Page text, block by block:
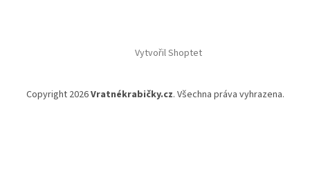
Vytvořil Shoptet
Copyright 2026Vratnékrabičky.cz. Všechna práva vyhrazena.